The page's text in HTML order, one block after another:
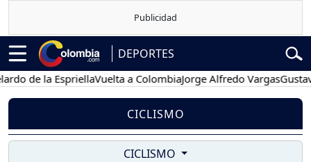
DEPORTES
la EspriellaVuelta a ColombiaJorge Alfredo VargasGustavo
CICLISMO
CICLISMO